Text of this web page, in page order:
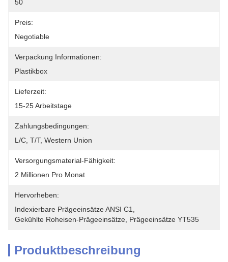
50
Preis:
Negotiable
Verpackung Informationen:
Plastikbox
Lieferzeit:
15-25 Arbeitstage
Zahlungsbedingungen:
L/C, T/T, Western Union
Versorgungsmaterial-Fähigkeit:
2 Millionen Pro Monat
Hervorheben:
Indexierbare Prägeeinsätze ANSI C1
Gekühlte Roheisen-Prägeeinsätze Prägeeinsätze YT535
Produktbeschreibung